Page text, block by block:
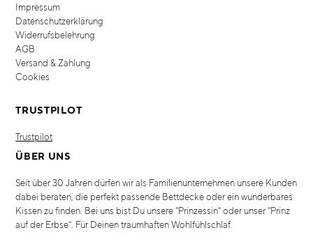
Impressum
Datenschutzerklärung
Widerrufsbelehrung
AGB
Versand & Zahlung
Cookies
TRUSTPILOT
Trustpilot
ÜBER UNS
Seit über 30 Jahren dürfen wir als Familienunternehmen unsere Kunden
dabei beraten, die perfekt passende Bettdecke oder ein wunderbares
Kissen zu finden. Bei uns bist Du unsere "Prinzessin" oder unser "Prinz
auf der Erbse". Für Deinen traumhaften Wohlfühlschlaf.